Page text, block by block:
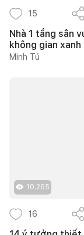
15
Nhà 1 tầng sân
không gian
Minh Tú
10.265
16